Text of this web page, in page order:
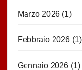
Marzo 2026 (1)
Febbraio 2026 (1)
Gennaio 2026 (1)